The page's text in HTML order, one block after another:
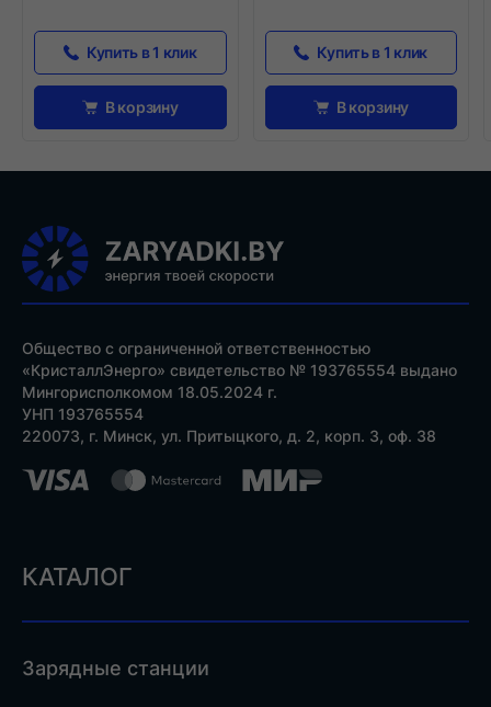
Купить в 1 клик
В корзину
Купить в 1 клик
В корзину
Общество с ограниченной ответственностью
«КристаллЭнерго» свидетельство № 193765554 выдано
Мингорисполкомом 18.05.2024 г.
УНП 193765554
220073, г. Минск, ул. Притыцкого, д. 2, корп. 3, оф. 38
КАТАЛОГ
Зарядные станции